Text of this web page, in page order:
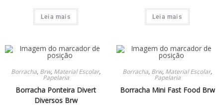
Leia mais Leia mais
Borracha, Brw, Material Escolar,
Papelaria
Borracha Ponteira Divert
Diversos Brw
Borracha, Brw, Material Escolar,
Papelaria
Borracha Mini Fast Food Brw